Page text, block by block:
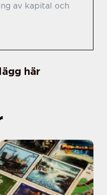
av kapital och
här